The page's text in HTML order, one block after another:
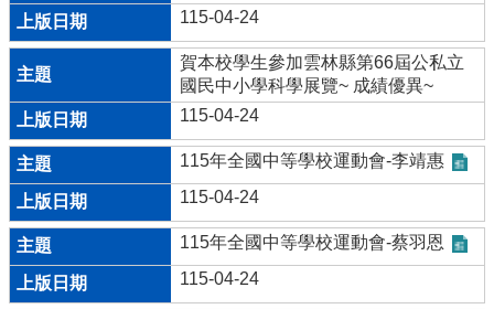
助
方
科
技
化
評
量
翰
林
雲
端
115-04-24
賀本校學生參加雲林縣第66屆公私立
國民中小學科學展覽~ 成績優異~
115-04-24
115年全國中等學校運動會-李靖惠
115-04-24
115年全國中等學校運動會-蔡羽恩
115-04-24